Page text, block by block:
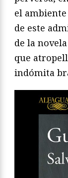
el
de este
de la
que
indómita